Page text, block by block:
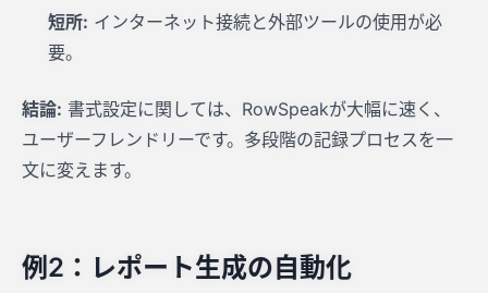
短所: インターネット接続と外部ツールの使用が必
要。
結論: 書式設定に関しては、RowSpeakが大幅に速く、
ユーザーフレンドリーです。多段階の記録プロセスを一
文に変えます。
例2：レポート生成の自動化